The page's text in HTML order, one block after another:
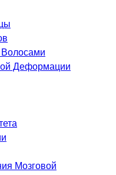
Деформации
Мозговой